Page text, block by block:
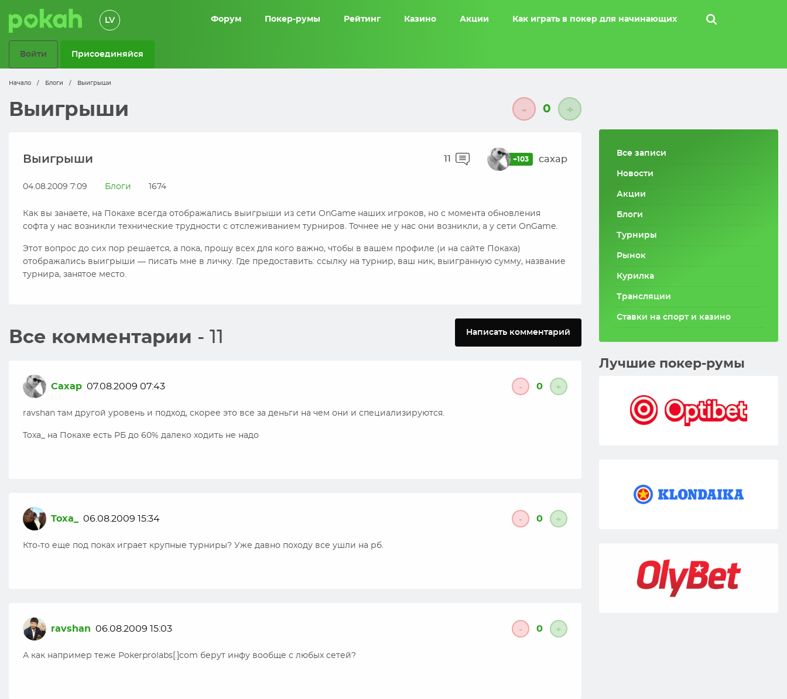
LV Форум Покер-румы Рейтинг Казино Акции Как играть в покер для начинающих
Войти Присоединяйся
Начало / Блоги / Выигрыши
Выигрыши - 0 +
Выигрыши 11 +103 caxap
04.08.2009 7:09 Блоги 1674
Как вы занаете, на Покахе всегда отображались выигрыши из сети OnGame наших игроков, но с момента обновления
софта у нас возникли технические трудности с отслеживанием турниров. Точнее не у нас они возникли, а у сети OnGame.
Этот вопрос до сих пор решается, а пока, прошу всех для кого важно, чтобы в вашем профиле (и на сайте Покаха)
отображались выигрыши — писать мне в личку. Где предоставить: ссылку на турнир, ваш ник, выигранную сумму, название
турнира, занятое место.
Все комментарии - 11 Написать комментарий
Caxap 07.08.2009 07:43 - 0 +
ravshan там другой уровень и подход, скорее это все за деньги на чем они и специализируются.
Toxa_ на Покахе есть РБ до 60% далеко ходить не надо
Toxa_ 06.08.2009 15:34 - 0 +
Кто-то еще под поках играет крупные турниры? Уже давно походу все ушли на рб.
ravshan 06.08.2009 15:03 - 0 +
А как например теже Pokerprolabs[.]com берут инфу вообще с любых сетей?
Все записи
Новости
Акции
Блоги
Турниры
Рынок
Курилка
Трансляции
Ставки на спорт и казино
Лучшие покер-румы